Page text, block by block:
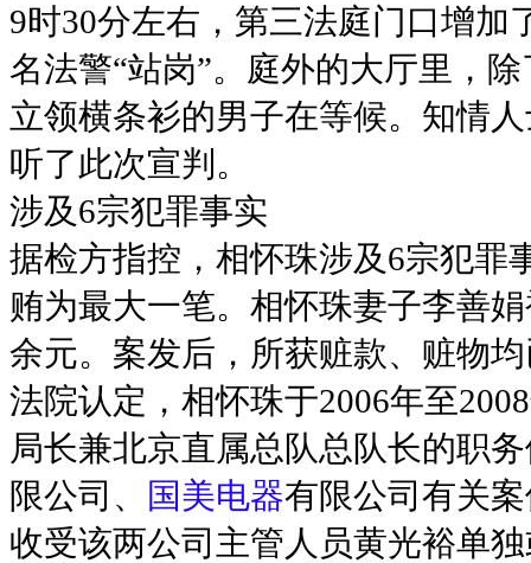
9时30分左右，第三法庭门口增
名法警“站岗”。庭外的大厅里，
立领横条衫的男子在等候。知情
听了此次宣判。
涉及6宗犯罪事实
据检方指控，相怀珠涉及6宗犯罪
贿为最大一笔。相怀珠妻子李善
余元。案发后，所获赃款、赃物
法院认定，相怀珠于2006年至
局长兼北京直属总队总队长的职
限公司、
国美电器有限公司有关
收受该两公司主管人员黄光裕单